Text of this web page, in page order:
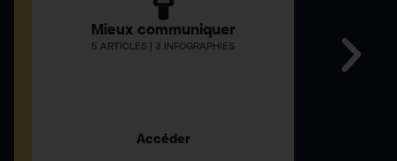
Mieux communiquer
5 ARTICLES | 3 INFOGRAPHIES
Accéder